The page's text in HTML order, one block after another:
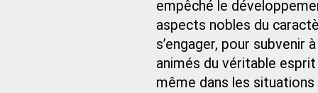
empêché le
aspects nobles du
s’engager, pour subvenir
animés du véritable
même dans les